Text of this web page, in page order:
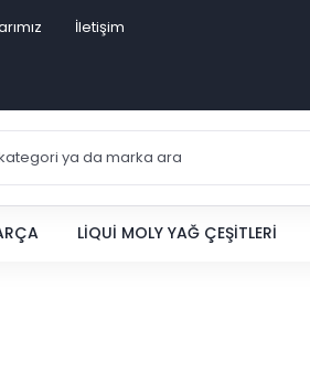
İletişim
LIQUI MOLY YAĞ ÇEŞITLERI